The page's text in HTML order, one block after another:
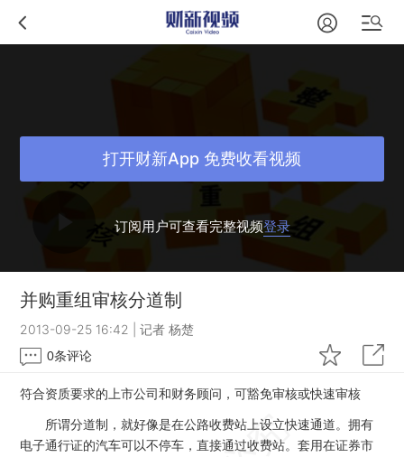
订阅用户可查看完整视频登录
打开财新App 免费收看视频
并购重组审核分道制
2013-09-25 16:42 |记者 杨楚
0条评论
符合资质要求的上市公司和财务顾问，可豁免审核或快速审核
所谓分道制，就好像是在公路收费站上设立快速通道。拥有
电子通行证的汽车可以不停车，直接通过收费站。套用在证券市